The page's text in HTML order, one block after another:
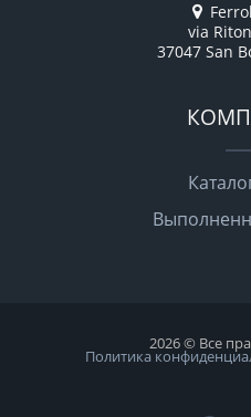
via
37047 San
2026 © Все
Политика